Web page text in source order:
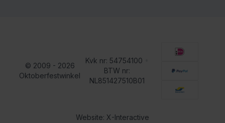
© 2009 - 2026
Oktoberfestwinkel
Kvk nr: 54754100
BTW nr:
NL851427510B01
Website: X-Interactive